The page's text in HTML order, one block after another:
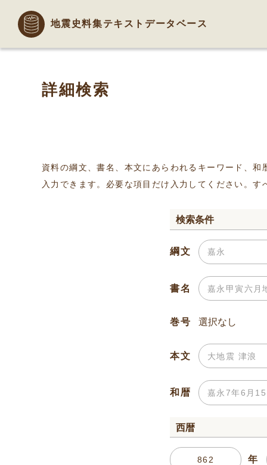
地震史料集テキストデータベース
詳細検索
資料の綱文、書名、本文にあらわれるキーワード、
入力できます。必要な項目だけ入力してください。
検索条件
綱文
書名
巻号
本文
和暦
西暦
年